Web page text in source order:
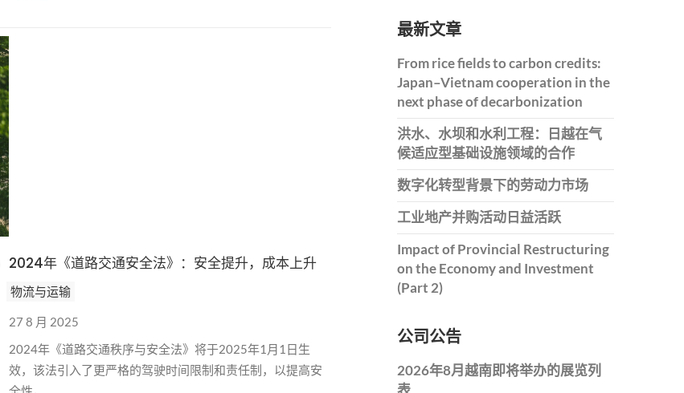
2024年《道路交通安全法》：安全提升，成本上升
物流与运输
27 8 月 2025
2024年《道路交通秩序与安全法》将于2025年1月1日生
效，该法引入了更严格的驾驶时间限制和责任制，以提高安
最新文章
From rice fields to carbon credits:
Japan–Vietnam cooperation in the
next phase of decarbonization
洪水、水坝和水利工程：日越在气
候适应型基础设施领域的合作
数字化转型背景下的劳动力市场
工业地产并购活动日益活跃
Impact of Provincial Restructuring
on the Economy and Investment
(Part 2)
公司公告
2026年8月越南即将举办的展览列
表